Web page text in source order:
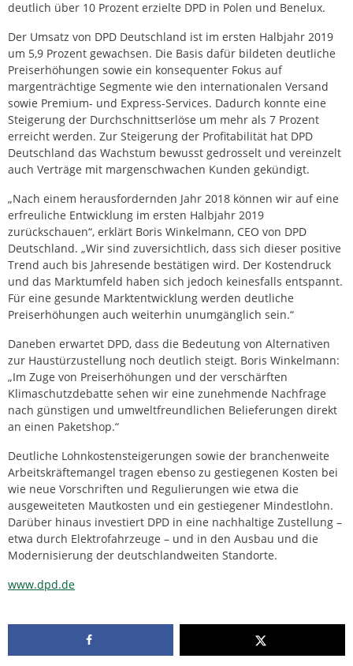
deutlich über 10 Prozent erzielte DPD in Polen und Benelux.
Der Umsatz von DPD Deutschland ist im ersten Halbjahr 2019
um 5,9 Prozent gewachsen. Die Basis dafür bildeten deutliche
Preiserhöhungen sowie ein konsequenter Fokus auf
margenträchtige Segmente wie den internationalen Versand
sowie Premium- und Express-Services. Dadurch konnte eine
Steigerung der Durchschnittserlöse um mehr als 7 Prozent
erreicht werden. Zur Steigerung der Profitabilität hat DPD
Deutschland das Wachstum bewusst gedrosselt und vereinzelt
auch Verträge mit margenschwachen Kunden gekündigt.
„Nach einem herausfordernden Jahr 2018 können wir auf eine
erfreuliche Entwicklung im ersten Halbjahr 2019
zurückschauen“, erklärt Boris Winkelmann, CEO von DPD
Deutschland. „Wir sind zuversichtlich, dass sich dieser positive
Trend auch bis Jahresende bestätigen wird. Der Kostendruck
und das Marktumfeld haben sich jedoch keinesfalls entspannt.
Für eine gesunde Marktentwicklung werden deutliche
Preiserhöhungen auch weiterhin unumgänglich sein.“
Daneben erwartet DPD, dass die Bedeutung von Alternativen
zur Haustürzustellung noch deutlich steigt. Boris Winkelmann:
„Im Zuge von Preiserhöhungen und der verschärften
Klimaschutzdebatte sehen wir eine zunehmende Nachfrage
nach günstigen und umweltfreundlichen Belieferungen direkt
an einen Paketshop.“
Deutliche Lohnkostensteigerungen sowie der branchenweite
Arbeitskräftemangel tragen ebenso zu gestiegenen Kosten bei
wie neue Vorschriften und Regulierungen wie etwa die
ausgeweiteten Mautkosten und ein gestiegener Mindestlohn.
Darüber hinaus investiert DPD in eine nachhaltige Zustellung –
etwa durch Elektrofahrzeuge – und in den Ausbau und die
Modernisierung der deutschlandweiten Standorte.
www.dpd.de